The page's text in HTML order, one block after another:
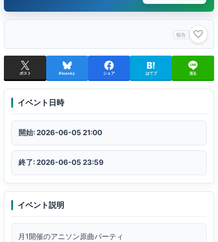
報告 ♡
ポスト Bluesky シェア はてブ 送る
イベント日時
開始: 2026-06-05 21:00
終了: 2026-06-05 23:59
イベント説明
月1開催のアニソン原曲パーティ